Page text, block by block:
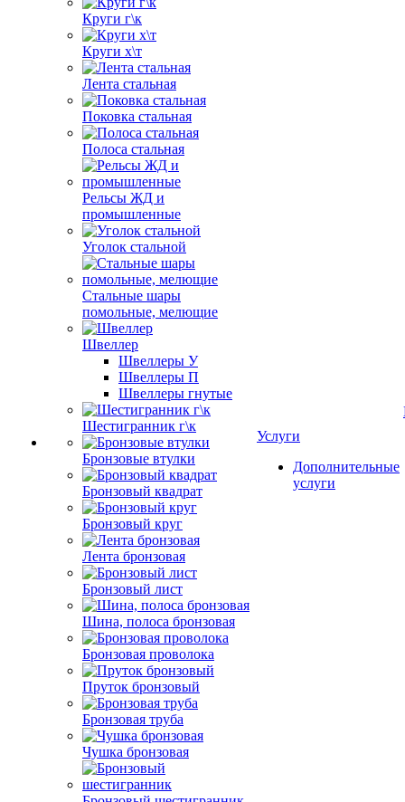
Круги г\к
Круги х\т
Лента стальная
Поковка стальная
Полоса стальная
Рельсы ЖД и
промышленные
Уголок стальной
Стальные шары
помольные, мелющие
Швеллер
Швеллеры У
Швеллеры П
Швеллеры гнутые
Шестигранник г\к
Бронзовые втулки
Бронзовый квадрат
Бронзовый круг
Лента бронзовая
Бронзовый лист
Шина, полоса бронзовая
Бронзовая проволока
Пруток бронзовый
Бронзовая труба
Чушка бронзовая
Услуги
Дополнительные
услуги